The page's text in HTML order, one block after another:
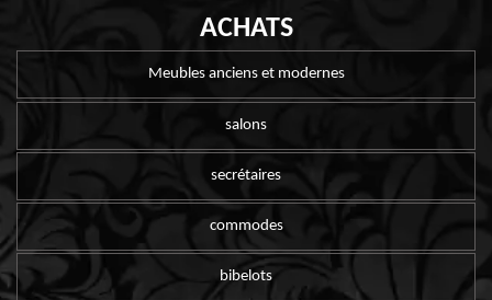
ACHATS
Meubles anciens et modernes
salons
secrétaires
commodes
bibelots